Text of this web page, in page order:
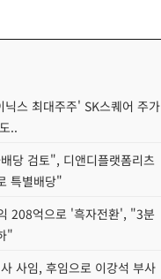
스 최대주주' SK스퀘어 주가
..
당 검토", 디앤디플랫폼리츠
특별배당"
208억으로 '흑자전환', "3분
"
사임, 후임으로 이강석 부사